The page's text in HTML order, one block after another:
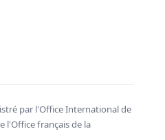
par l'Office International de
l'Office français de la